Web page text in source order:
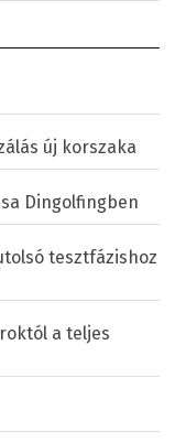
új korszaka
Dingolfingben
tesztfázishoz
a teljes